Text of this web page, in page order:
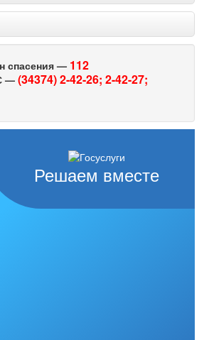
спасения — 112
—(34374) 2-42-26; 2-42-27;
Решаем вместе